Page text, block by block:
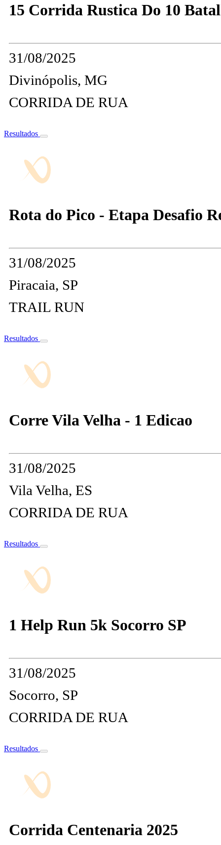
15 Corrida Rustica Do 10
31/08/2025
Divinópolis, MG
CORRIDA DE RUA
Resultados
Rota do Pico - Etapa Desafio
31/08/2025
Piracaia, SP
TRAIL RUN
Resultados
Corre Vila Velha - 1 Edicao
31/08/2025
Vila Velha, ES
CORRIDA DE RUA
Resultados
1 Help Run 5k Socorro SP
31/08/2025
Socorro, SP
CORRIDA DE RUA
Resultados
Corrida Centenaria 2025